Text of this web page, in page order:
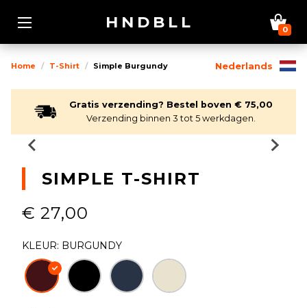
HNDBLL 0
Nederlands
Home T-Shirt Simple Burgundy
Gratis verzending? Bestel boven € 75,00
Verzending binnen 3 tot 5 werkdagen.
SIMPLE T-SHIRT
€ 27,00
KLEUR: BURGUNDY